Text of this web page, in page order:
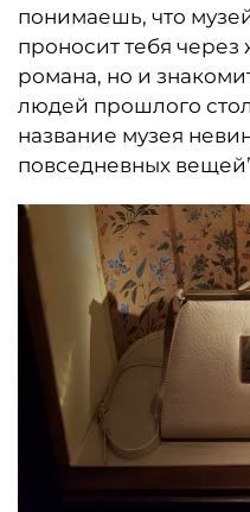
понимаешь, что
проносит тебя
романа, но и
людей прошлого
название музея
повседневных